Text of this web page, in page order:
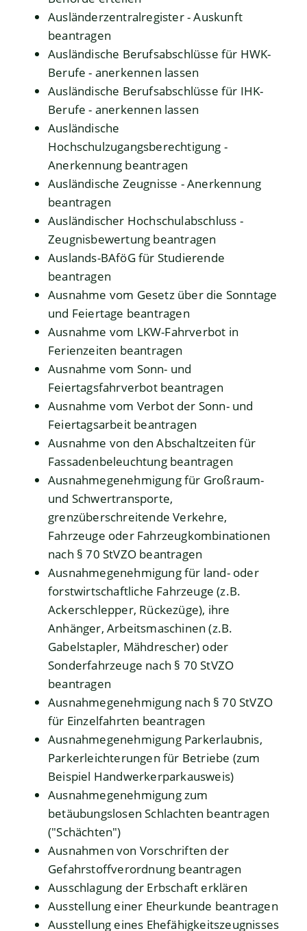
Ausländerzentralregister - Auskunft
beantragen
Ausländische Berufsabschlüsse für HWK-
Berufe - anerkennen lassen
Ausländische Berufsabschlüsse für IHK-
Berufe - anerkennen lassen
Ausländische
Hochschulzugangsberechtigung -
Anerkennung beantragen
Ausländische Zeugnisse - Anerkennung
beantragen
Ausländischer Hochschulabschluss -
Zeugnisbewertung beantragen
Auslands-BAföG für Studierende
beantragen
Ausnahme vom Gesetz über die Sonntage
und Feiertage beantragen
Ausnahme vom LKW-Fahrverbot in
Ferienzeiten beantragen
Ausnahme vom Sonn- und
Feiertagsfahrverbot beantragen
Ausnahme vom Verbot der Sonn- und
Feiertagsarbeit beantragen
Ausnahme von den Abschaltzeiten für
Fassadenbeleuchtung beantragen
Ausnahmegenehmigung für Großraum-
und Schwertransporte,
grenzüberschreitende Verkehre,
Fahrzeuge oder Fahrzeugkombinationen
nach § 70 StVZO beantragen
Ausnahmegenehmigung für land- oder
forstwirtschaftliche Fahrzeuge (z.B.
Ackerschlepper, Rückezüge), ihre
Anhänger, Arbeitsmaschinen (z.B.
Gabelstapler, Mähdrescher) oder
Sonderfahrzeuge nach § 70 StVZO
beantragen
Ausnahmegenehmigung nach § 70 StVZO
für Einzelfahrten beantragen
Ausnahmegenehmigung Parkerlaubnis,
Parkerleichterungen für Betriebe (zum
Beispiel Handwerkerparkausweis)
Ausnahmegenehmigung zum
betäubungslosen Schlachten beantragen
("Schächten")
Ausnahmen von Vorschriften der
Gefahrstoffverordnung beantragen
Ausschlagung der Erbschaft erklären
Ausstellung einer Eheurkunde beantragen
Ausstellung eines Ehefähigkeitszeugnisses